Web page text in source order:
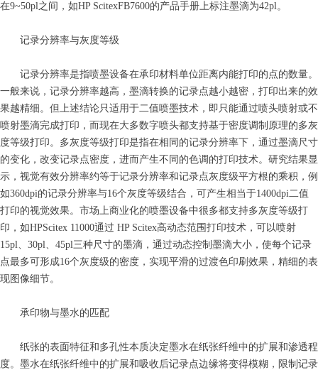
在9~50pl之间，如HP ScitexFB7600的产品手册上标注墨滴为42pl。
记录分辨率与灰度等级
记录分辨率是指喷墨设备在承印材料单位距离内能打印的点的数量。
一般来说，记录分辨率越高，墨滴转换的记录点越小越密，打印出来的效
果越精细。但上述结论只适用于二值喷墨技术，即只能通过喷头喷射或不
喷射墨滴完成打印，而现在大多数字喷头都支持基于密度调制原理的多灰
度等级打印。多灰度等级打印是指在相同的记录分辨率下，通过墨滴尺寸
的变化，改变记录点密度，进而产生不同的色调的打印技术。研究结果显
示，视觉有效分辨率约等于记录分辨率和记录点灰度级平方根的乘积，例
如360dpi的记录分辨率与16个灰度等级结合，可产生相当于1400dpi二值
打印的视觉效果。市场上商业化的喷墨设备中很多都支持多灰度等级打
印，如HPScitex 11000通过 HP Scitex高动态范围打印技术，可以喷射
15pl、30pl、45pl三种尺寸的墨滴，通过动态控制墨滴大小，使每个记录
点最多可形成16个灰度级的密度，实现平滑的过渡色印刷效果，精细的表
现图像细节。
承印物与墨水的匹配
纸张的表面特征和多孔性本质决定墨水在纸张纤维中的扩展和渗透程
度。墨水在纸张纤维中的扩展和吸收后记录点边缘将变得模糊，限制记录